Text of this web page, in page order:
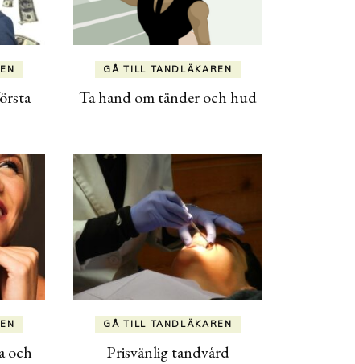
GÅ TILL TANDLÄKAREN
Ta hand om tänder och hud
och
GÅ TILL TANDLÄKAREN
Prisvänlig tandvård